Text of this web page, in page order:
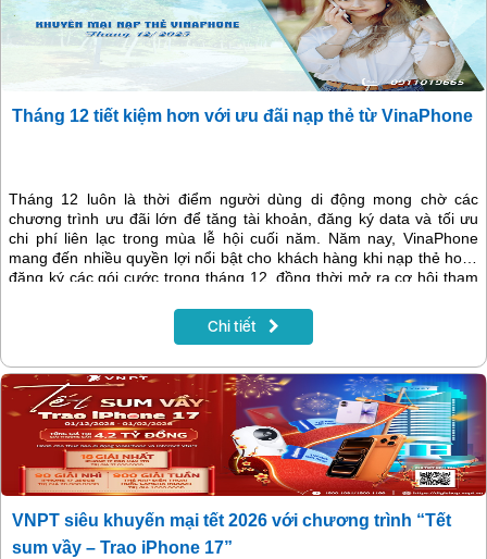
Tháng 12 tiết kiệm hơn với ưu đãi nạp thẻ từ VinaPhone
Tháng 12 luôn là thời điểm người dùng di động mong chờ các
chương trình ưu đãi lớn để tăng tài khoản, đăng ký data và tối ưu
chi phí liên lạc trong mùa lễ hội cuối năm. Năm nay, VinaPhone
mang đến nhiều quyền lợi nổi bật cho khách hàng khi nạp thẻ hoặc
đăng ký các gói cước trong tháng 12, đồng thời mở ra cơ hội tham
hàng loạt giải thưởng giá trị.
Chi tiết
VNPT siêu khuyến mại tết 2026 với chương trình “Tết
sum vầy – Trao iPhone 17”